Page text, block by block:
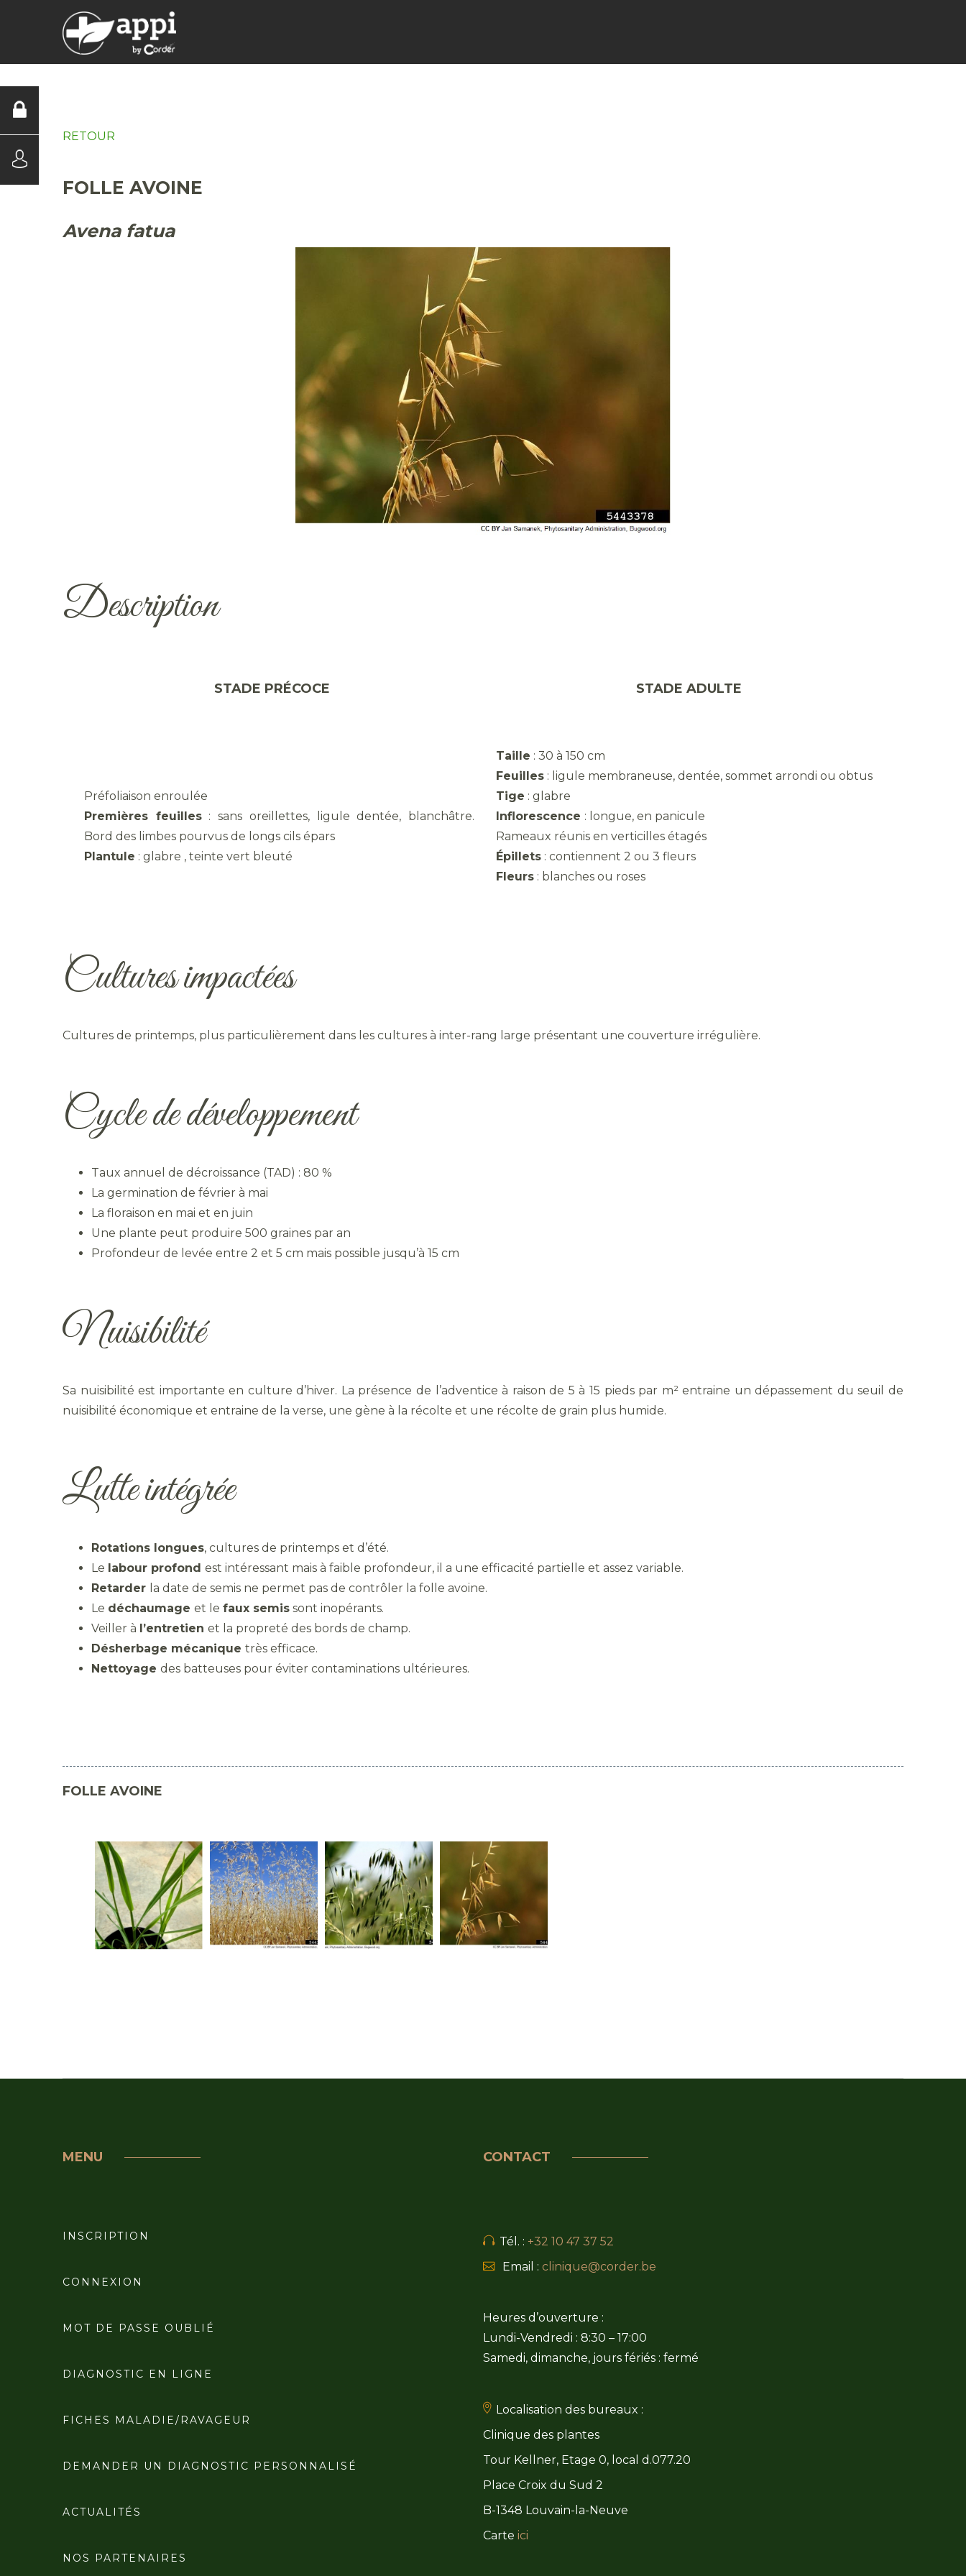
RETOUR
FOLLE AVOINE
Avena fatua
Description
STADE PRÉCOCE STADE ADULTE
Préfoliaison enroulée
Premières feuilles: sans oreillettes, ligule dentée, blanchâtre.
Bord des limbes pourvus de longs cils épars
Plantule : glabre , teinte vert bleuté
Taille : 30 à 150 cm
Feuilles : ligule membraneuse, dentée, sommet arrondi ou obtus
Tige : glabre
Inflorescence : longue, en panicule
Rameaux réunis en verticilles étagés
Épillets : contiennent 2 ou 3 fleurs
Fleurs : blanches ou roses
Cultures impactées
Cultures de printemps, plus particulièrement dans les cultures à inter-rang large présentant une couverture irrégulière.
Cycle de développement
Taux annuel de décroissance (TAD) : 80 %
La germination de février à mai
La floraison en mai et en juin
Une plante peut produire 500 graines par an
Profondeur de levée entre 2 et 5 cm mais possible jusqu’à 15 cm
Nuisibilité
Sa nuisibilité est importante en culture d’hiver. La présence de l’adventice à raison de 5 à 15 pieds par m² entraine un dépassement du seuil de
nuisibilité économique et entraine de la verse, une gène à la récolte et une récolte de grain plus humide.
Lutte intégrée
Rotations longues, cultures de printemps et d’été.
Le labour profond est intéressant mais à faible profondeur, il a une efficacité partielle et assez variable.
Retarder la date de semis ne permet pas de contrôler la folle avoine.
Le déchaumage et le faux semis sont inopérants.
Veiller à l’entretien et la propreté des bords de champ.
Désherbage mécanique très efficace.
Nettoyage des batteuses pour éviter contaminations ultérieures.
FOLLE AVOINE
MENU
INSCRIPTION
CONNEXION
MOT DE PASSE OUBLIÉ
DIAGNOSTIC EN LIGNE
FICHES MALADIE/RAVAGEUR
DEMANDER UN DIAGNOSTIC PERSONNALISÉ
ACTUALITÉS
NOS PARTENAIRES
CONTACT
Tél. : +32 10 47 37 52
Email : clinique@corder.be
Heures d’ouverture :
Lundi-Vendredi : 8:30 – 17:00
Samedi, dimanche, jours fériés : fermé
Localisation des bureaux :
Clinique des plantes
Tour Kellner, Etage 0, local d.077.20
Place Croix du Sud 2
B-1348 Louvain-la-Neuve
Carte ici